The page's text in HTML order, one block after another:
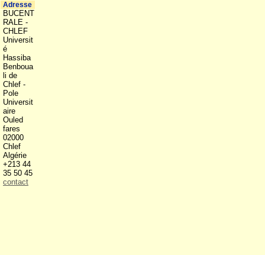
Adresse
BUCENT
RALE -
CHLEF
Universit
é
Hassiba
Benboua
li de
Chlef -
Pole
Universit
aire
Ouled
fares
02000
Chlef
Algérie
+213 44
35 50 45
contact